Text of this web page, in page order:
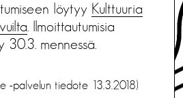
löytyy Kulttuuria
. Ilmoittautumisia
mennessä.
-palvelun tiedote 13.3.2018)